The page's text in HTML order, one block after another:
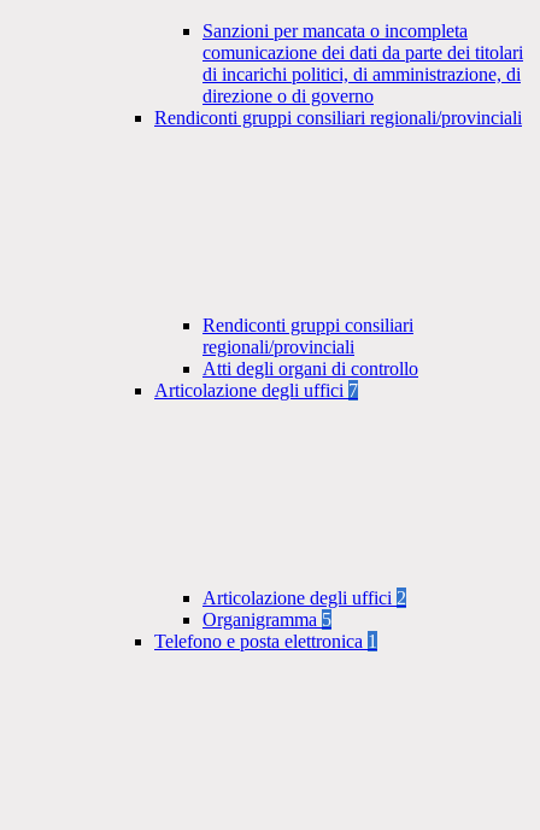
Sanzioni per mancata o incompleta
comunicazione dei dati da parte dei titolari
di incarichi politici, di amministrazione, di
direzione o di governo
Rendiconti gruppi consiliari regionali/provinciali
Rendiconti gruppi consiliari
regionali/provinciali
Atti degli organi di controllo
Articolazione degli uffici 7
Articolazione degli uffici 2
Organigramma 5
Telefono e posta elettronica 1